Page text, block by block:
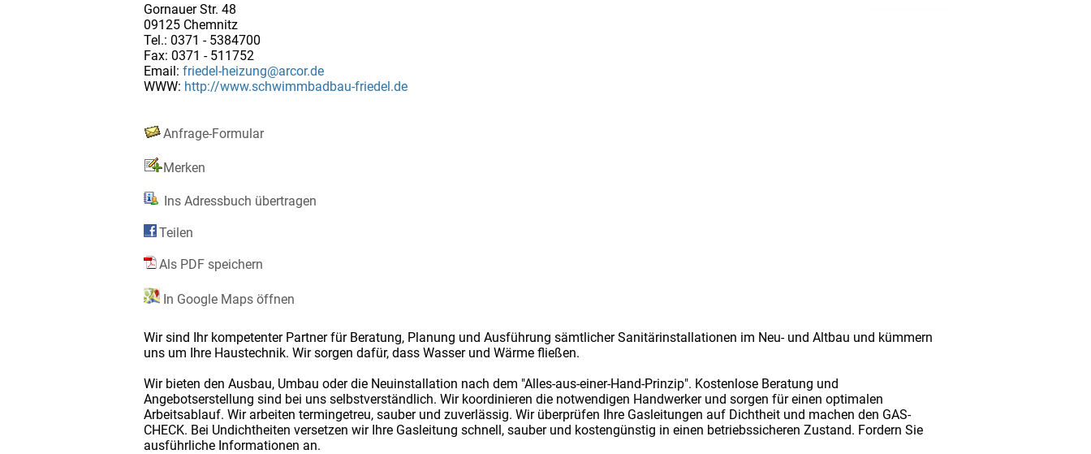
Gornauer Str. 48
09125 Chemnitz
Tel.: 0371 - 5384700
Fax: 0371 - 511752
Email: friedel-heizung@arcor.de
WWW: http://www.schwimmbadbau-friedel.de
Anfrage-Formular
Merken
Ins Adressbuch übertragen
Teilen
Als PDF speichern
In Google Maps öffnen
Wir sind Ihr kompetenter Partner für Beratung, Planung und Ausführung sämtlicher Sanitärinstallationen im Neu- und Altbau und kümmern
uns um Ihre Haustechnik. Wir sorgen dafür, dass Wasser und Wärme fließen.
Wir bieten den Ausbau, Umbau oder die Neuinstallation nach dem "Alles-aus-einer-Hand-Prinzip". Kostenlose Beratung und
Angebotserstellung sind bei uns selbstverständlich. Wir koordinieren die notwendigen Handwerker und sorgen für einen optimalen
Arbeitsablauf. Wir arbeiten termingetreu, sauber und zuverlässig. Wir überprüfen Ihre Gasleitungen auf Dichtheit und machen den GAS-
CHECK. Bei Undichtheiten versetzen wir Ihre Gasleitung schnell, sauber und kostengünstig in einen betriebssicheren Zustand. Fordern Sie
ausführliche Informationen an.